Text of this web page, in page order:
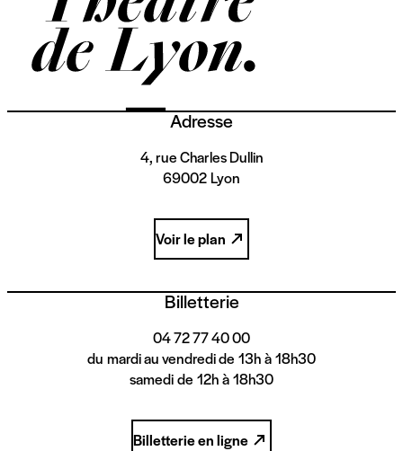
Adresse
4, rue Charles Dullin
69002 Lyon
Voir le plan
Billetterie
04 72 77 40 00
du mardi au vendredi de 13h à 18h30
samedi de 12h à 18h30
Billetterie en ligne